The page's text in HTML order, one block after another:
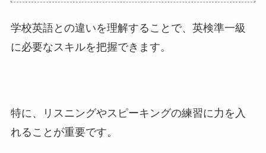
学校英語との違いを理解することで、英検準一級
に必要なスキルを把握できます。
特に、リスニングやスピーキングの練習に力を入
れることが重要です。